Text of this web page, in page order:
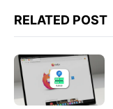
RELATED POST